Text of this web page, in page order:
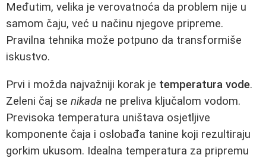
Međutim, velika je verovatnoća da problem nije u
samom čaju, već u načinu njegove pripreme.
Pravilna tehnika može potpuno da transformiše
iskustvo.
Prvi i možda najvažniji korak je temperatura vode.
Zeleni čaj se nikada ne preliva ključalom vodom.
Previsoka temperatura uništava osjetljive
komponente čaja i oslobađa tanine koji rezultiraju
gorkim ukusom. Idealna temperatura za pripremu